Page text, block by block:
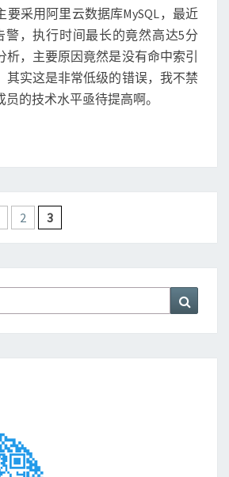
很
有
必
要
T
S
要采用阿里云数据库MySQL，最近
警，执行时间最长的竟然高达5分
析，主要原因竟然是没有命中索引
其实这是非常低级的错误，我不禁
的技术水平亟待提高啊。
2 3